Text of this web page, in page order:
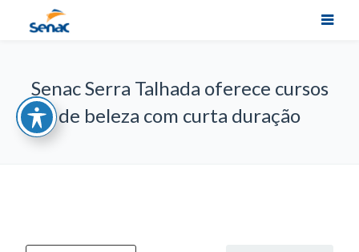
Senac Serra Talhada oferece cursos
de beleza com curta duração